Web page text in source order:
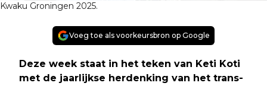
Kwaku Groningen 2025.
Voeg toe als voorkeursbron op Google
Deze week staat in het teken van Keti Koti
met de jaarlijkse herdenking van het trans-